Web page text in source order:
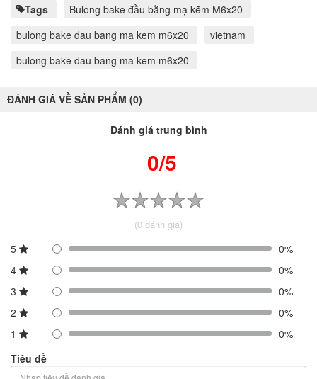
Tags
Bulong bake đầu bằng mạ kẽm M6x20
bulong bake dau bang ma kem m6x20
vietnam
bulong bake dau bang ma kem m6x20
ĐÁNH GIÁ VỀ SẢN PHẨM (0)
Đánh giá trung bình
0/5
(0 đánh giá)
5
0%
4
0%
3
0%
2
0%
1
0%
Tiêu đề